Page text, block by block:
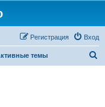
Вход
Регистрация
темы